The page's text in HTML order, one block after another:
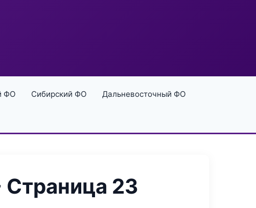
ФО Сибирский ФО Дальневосточный ФО
23